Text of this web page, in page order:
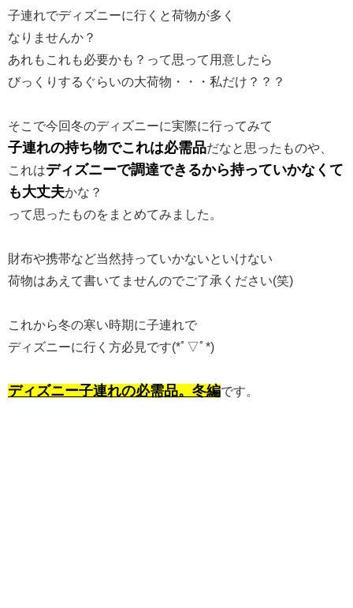
子連れでディズニーに行くと荷物が多く
なりませんか？
あれもこれも必要かも？って思って用意したら
びっくりするぐらいの大荷物・・・私だけ？？？
そこで今回冬のディズニーに実際に行ってみて
子連れの持ち物でこれは必需品だなと思ったものや、
これはディズニーで調達できるから持っていかなくて
も大丈夫かな？
って思ったものをまとめてみました。
財布や携帯など当然持っていかないといけない
荷物はあえて書いてませんのでご了承ください(笑)
これから冬の寒い時期に子連れで
ディズニーに行く方必見です(*ﾟ▽ﾟ*)
ディズニー子連れの必需品。冬編です。